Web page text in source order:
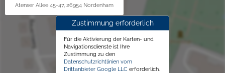
Atenser Allee 45-47, 26954 Nordenham
Zustimmung erforderlich
Für die Aktivierung der Karten- und
Navigationsdienste ist Ihre
Zustimmung zu den
Datenschutzrichtlinien vom
Drittanbieter Google LLC erforderlich.